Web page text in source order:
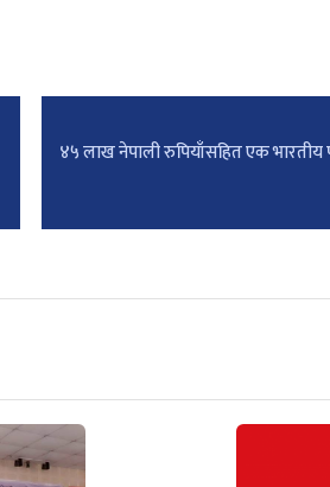
४५ लाख नेपाली रुपियाँसहित एक भारतीय